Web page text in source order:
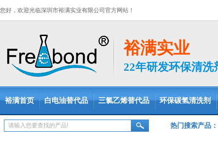
您好，欢迎光临深圳市裕满实业有限公司官方网站！
裕满实业
22年研发环保清
裕满首页 白电油替代品 三氯乙烯替代品 环保碳氢清洗剂
热门搜索产品：